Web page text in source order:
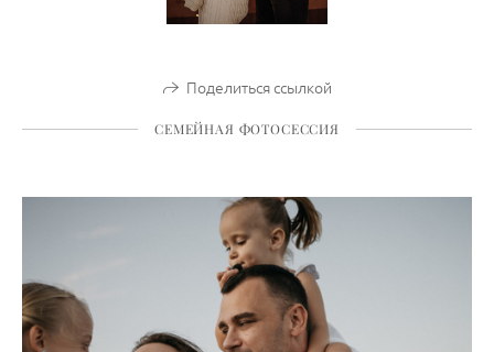
Поделиться ссылкой
СЕМЕЙНАЯ ФОТОСЕССИЯ